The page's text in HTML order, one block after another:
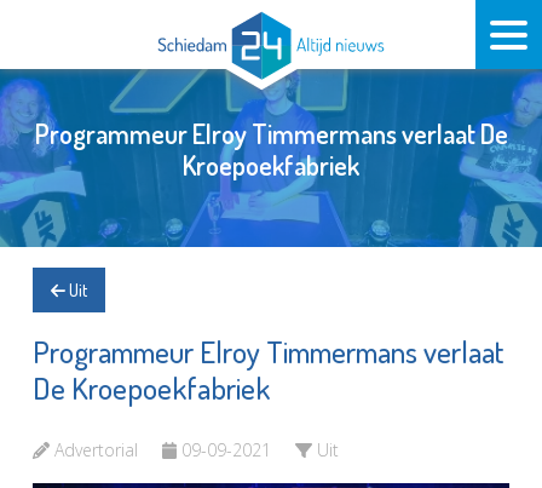
Programmeur Elroy Timmermans verlaat De
Kroepoekfabriek
Uit
Programmeur Elroy Timmermans verlaat
De Kroepoekfabriek
Advertorial 09-09-2021 Uit